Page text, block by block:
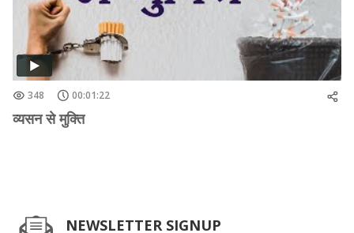
348 00:01:22
व्यसन से मुक्ति
NEWSLETTER SIGNUP